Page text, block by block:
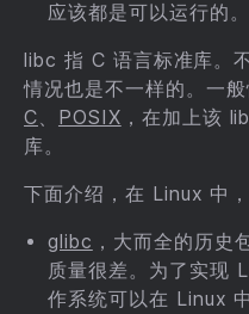
应该都是可以运行的。
libc 指 C 语言标准库。
情况也是不一样的。一
C、 POSIX ，在加上该
库。
下面介绍，在 Linux 中，
glibc ，大而全的历史
质量很差。为了实现
作系统可以在 Linux